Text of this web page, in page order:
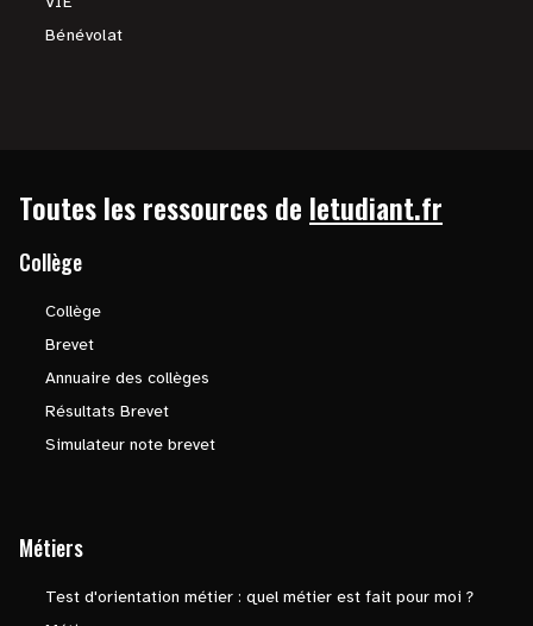
Bénévolat
Toutes les ressources de letudiant.fr
Collège
Collège
Brevet
Annuaire des collèges
Résultats Brevet
Simulateur note brevet
Métiers
Test d'orientation métier : quel métier est fait pour moi ?